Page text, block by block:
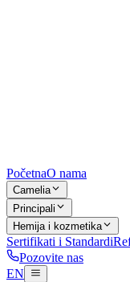
PočetnaO nama
Camelia
Principali
Hemija i kozmetika
Sertifikati i Standardi
Pozovite nas
EN